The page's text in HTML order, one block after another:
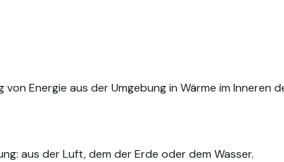
Energie aus der Umgebung in Wärme im Inneren
aus der Luft, dem der Erde oder dem Wasser.